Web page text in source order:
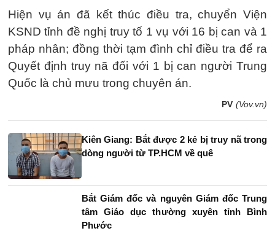
Hiện vụ án đã kết thúc điều tra, chuyển Viện
KSND tỉnh đề nghị truy tố 1 vụ với 16 bị can và 1
pháp nhân; đồng thời tạm đình chỉ điều tra để ra
Quyết định truy nã đối với 1 bị can người Trung
Quốc là chủ mưu trong chuyên án.
PV (Vov.vn)
Kiên Giang: Bắt được 2 kẻ bị truy nã trong
dòng người từ TP.HCM về quê
Bắt Giám đốc và nguyên Giám đốc Trung
tâm Giáo dục thường xuyên tỉnh Bình
Phước